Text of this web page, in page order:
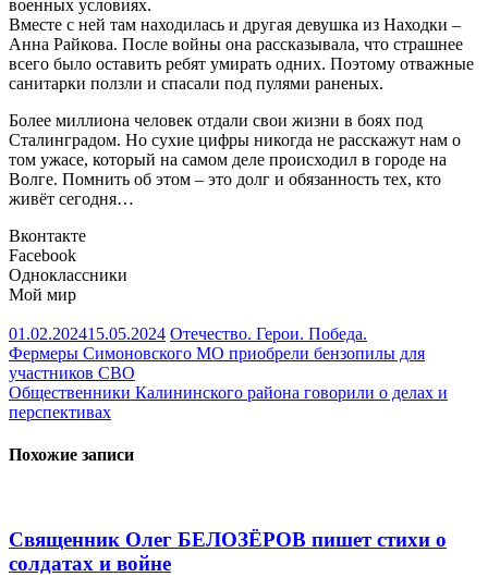
военных условиях.
Вместе с ней там находилась и другая девушка из Находки –
Анна Райкова. После войны она рассказывала, что страшнее
всего было оставить ребят умирать одних. Поэтому отважные
санитарки ползли и спасали под пулями раненых.
Более миллиона человек отдали свои жизни в боях под
Сталинградом. Но сухие цифры никогда не расскажут нам о
том ужасе, который на самом деле происходил в городе на
Волге. Помнить об этом – это долг и обязанность тех, кто
живёт сегодня…
Вконтакте
Facebook
Одноклассники
Мой мир
01.02.202415.05.2024 Отечество. Герои. Победа.
Навигация
по
записям
Фермеры Симоновского МО приобрели бензопилы для
участников СВО
Общественники Калининского района говорили о делах и
перспективах
Похожие записи
Священник Олег БЕЛОЗЁРОВ пишет стихи о
солдатах и войне